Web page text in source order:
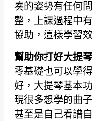
奏的姿勢有任何
整，上課過程中
協助，這樣學習
幫助你打好大提
零基礎也可以學
好，大提琴基本
現很多想學的曲
甚至是自己看譜